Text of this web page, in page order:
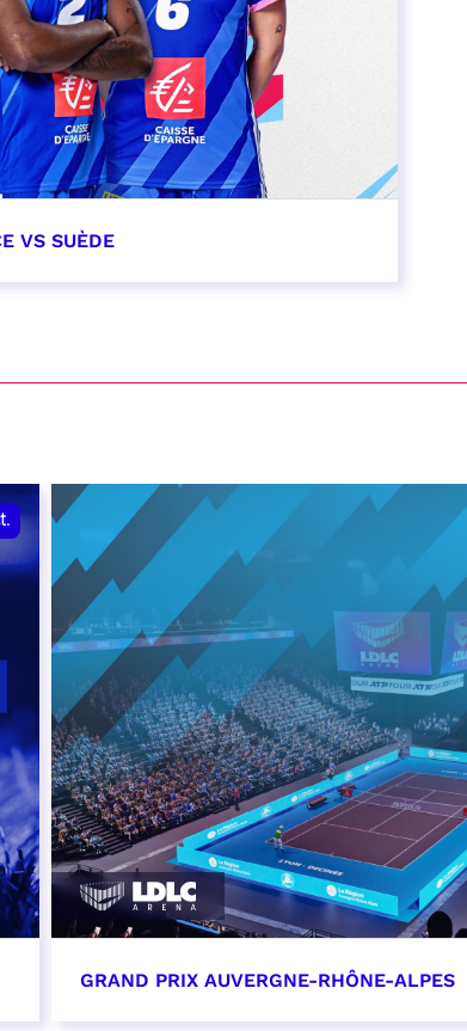
VS SUÈDE
GRAND PRIX AUVERGNE-RHÔNE-ALPES